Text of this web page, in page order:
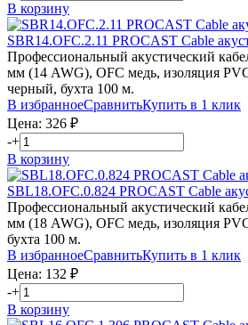
В корзину
SBR14.OFC.2.11 PROCAST Cable
Профессиональный акустический
мм (14 AWG), OFC медь, изоляция
черный, бухта 100 м.
В избранноеСравнитьКупить в 1 клик
Цена: 326 ₽
-+
В корзину
SBL18.OFC.0.824 PROCAST Cable
Профессиональный акустический
мм (18 AWG), OFC медь, изоляция
бухта 100 м.
В избранноеСравнитьКупить в 1 клик
Цена: 132 ₽
-+
В корзину